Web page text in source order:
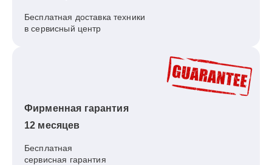
Бесплатная доставка техники
в сервисный центр
Фирменная гарантия
12 месяцев
Бесплатная
сервисная гарантия